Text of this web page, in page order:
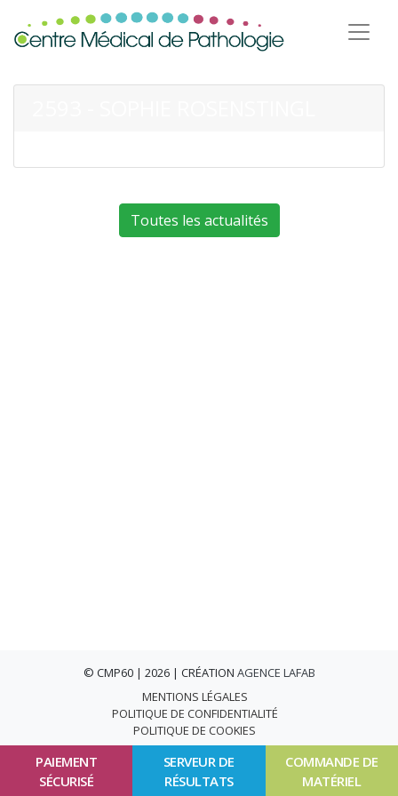
PAIEMENT
SÉCURISÉ
SERVEUR DE
RÉSULTATS
COMMANDE DE
MATÉRIEL
Toutes les actualités
© CMP60 | 2026 | CRÉATION AGENCE LAFAB
MENTIONS LÉGALES
POLITIQUE DE CONFIDENTIALITÉ
POLITIQUE DE COOKIES